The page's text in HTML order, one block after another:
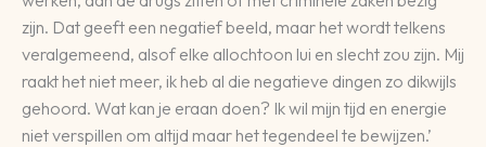
zijn. Dat geeft een negatief beeld, maar het wordt telkens
veralgemeend, alsof elke allochtoon lui en slecht zou zijn. Mij
raakt het niet meer, ik heb al die negatieve dingen zo dikwijls
gehoord. Wat kan je eraan doen? Ik wil mijn tijd en energie
niet verspillen om altijd maar het tegendeel te bewijzen.’